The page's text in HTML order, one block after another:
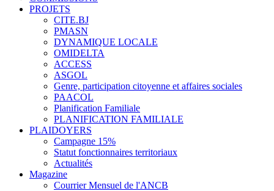
PROJETS
CITE.BJ
PMASN
DYNAMIQUE LOCALE
OMIDELTA
ACCESS
ASGOL
Genre, participation citoyenne et affaires sociales
PAACOL
Planification Familiale
PLANIFICATION FAMILIALE
PLAIDOYERS
Campagne 15%
Statut fonctionnaires territoriaux
Actualités
Magazine
Courrier Mensuel de l'ANCB